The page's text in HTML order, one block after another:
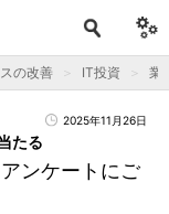
の改善 IT投資 業
2025年11月26日
ンケートにご
たる